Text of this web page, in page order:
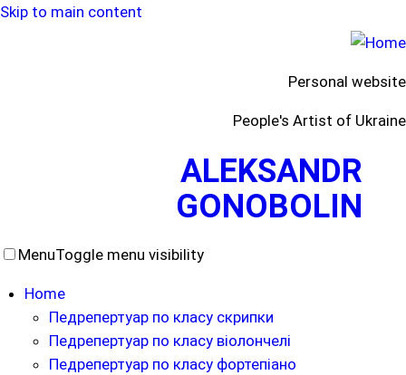
Skip to main content
Personal website
People's Artist of Ukraine
ALEKSANDR
GONOBOLIN
MenuToggle menu visibility
Home
Педрепертуар по класу скрипки
Педрепертуар по класу віолончелі
Педрепертуар по класу фортепіано